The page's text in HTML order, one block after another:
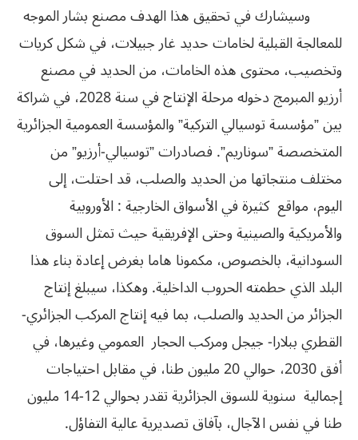
وسيشارك في تحقيق هذا الهدف مصنع بشار الموجه
للمعالجة القبلية لخامات حديد غار جبيلات، في شكل كريات
وتخصيب، محتوى هذه الخامات، من الحديد في مصنع
أرزيو المبرمج دخوله مرحلة الإنتاج في سنة 2028، في شراكة
بين ”مؤسسة توسيالي التركية” والمؤسسة العمومية الجزائرية
المتخصصة ”سوناريم”. فصادرات ”توسيالي-أرزيو” من
مختلف منتجاتها من الحديد والصلب، قد احتلت، إلى
اليوم، مواقع كثيرة في الأسواق الخارجية : الأوروبية
والأمريكية والصينية وحتى الإفريقية حيث تمثل السوق
السودانية، بالخصوص، مكمونا هاما بغرض إعادة بناء هذا
البلد الذي حطمته الحروب الداخلية. وهكذا، سيبلغ إنتاج
الجزائر من الحديد والصلب، بما فيه إنتاج المركب الجزائري-
القطري ببلارا- جيجل ومركب الحجار العمومي وغيرها، في
أفق 2030، حوالي 20 مليون طنا، في مقابل احتياجات
إجمالية سنوية للسوق الجزائرية تقدر بحوالي 12-14 مليون
طنا في نفس الآجال، بآفاق تصديرية عالية التفاؤل.